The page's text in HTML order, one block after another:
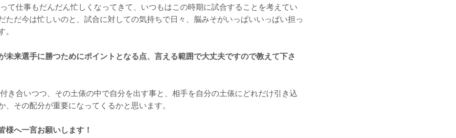
て仕事もだんだん忙しくなってきて、いつもはこの時期に試合することを考えてい
ただ今は忙しいのと、試合に対しての気持ちで日々、脳みそがいっぱいいっぱい担っ
。
未来選手に勝つためにポイントとなる点、言える範囲で大丈夫ですので教えて下さ
き合いつつ、その土俵の中で自分を出す事と、相手を自分の土俵にどれだけ引き込
、その配分が重要になってくるかと思います。
様へ一言お願いします！